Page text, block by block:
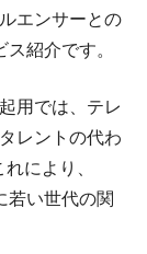
エンサーとの
紹介です。
用では、テレ
レントの代わ
により、
若い世代の関